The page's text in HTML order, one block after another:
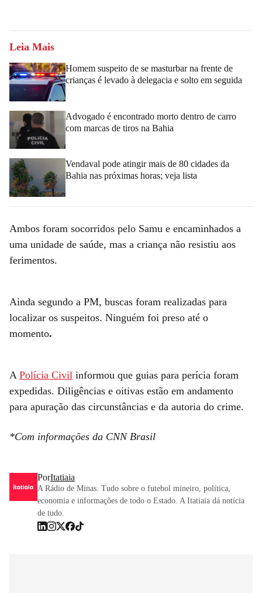
Leia Mais
Homem suspeito de se masturbar na frente de
crianças é levado à delegacia e solto em seguida
Advogado é encontrado morto dentro de carro
com marcas de tiros na Bahia
Vendaval pode atingir mais de 80 cidades da
Bahia nas próximas horas; veja lista
Ambos foram socorridos pelo Samu e encaminhados a
uma unidade de saúde, mas a criança não resistiu aos
ferimentos.
Ainda segundo a PM, buscas foram realizadas para
localizar os suspeitos. Ninguém foi preso até o
momento.
A Polícia Civil informou que guias para perícia foram
expedidas. Diligências e oitivas estão em andamento
para apuração das circunstâncias e da autoria do crime.
*Com informações da CNN Brasil
PorItatiaia
A Rádio de Minas. Tudo sobre o futebol mineiro, política,
economia e informações de todo o Estado. A Itatiaia dá notícia
de tudo.